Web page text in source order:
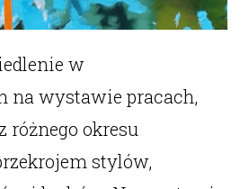
w
na wystawie pracach,
różnego okresu
stylów,